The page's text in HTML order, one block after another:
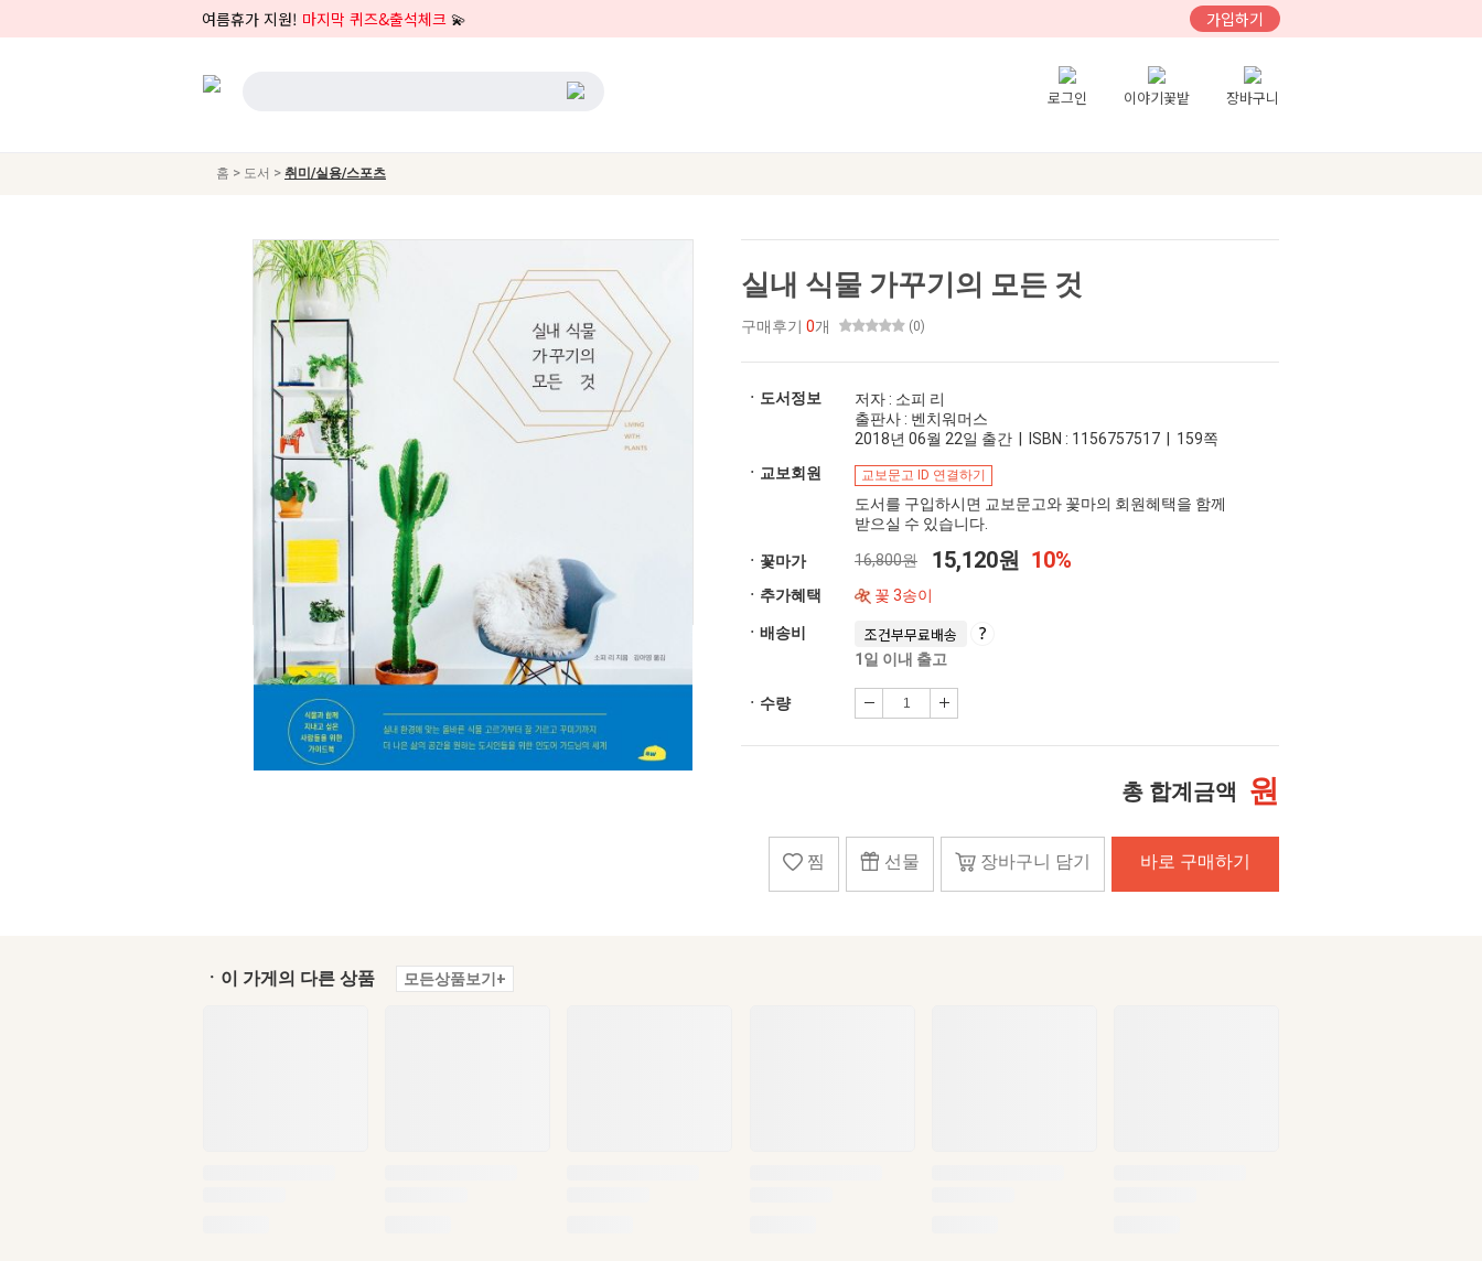
여름휴가 지원! 마지막 퀴즈&출석체크 💫 가입하기
로그인 이야기꽃밭 장바구니
홈 > 도서 > 취미/실용/스포츠
실내 식물 가꾸기의 모든 것
구매후기 0개 (0)
ㆍ도서정보
저자 : 소피 리
출판사 : 벤치워머스
2018년 06월 22일 출간 | ISBN : 1156757517 | 159쪽
ㆍ교보회원
교보문고 ID 연결하기
도서를 구입하시면 교보문고와 꽃마의 회원혜택을 함께
받으실 수 있습니다.
ㆍ꽃마가 16,800원 15,120원 10%
ㆍ추가혜택 꽃 3송이
ㆍ배송비 조건부무료배송
1일 이내 출고
ㆍ수량
총 합계금액 원
찜 선물 장바구니 담기 바로 구매하기
ㆍ이 가게의 다른 상품 모든상품보기+